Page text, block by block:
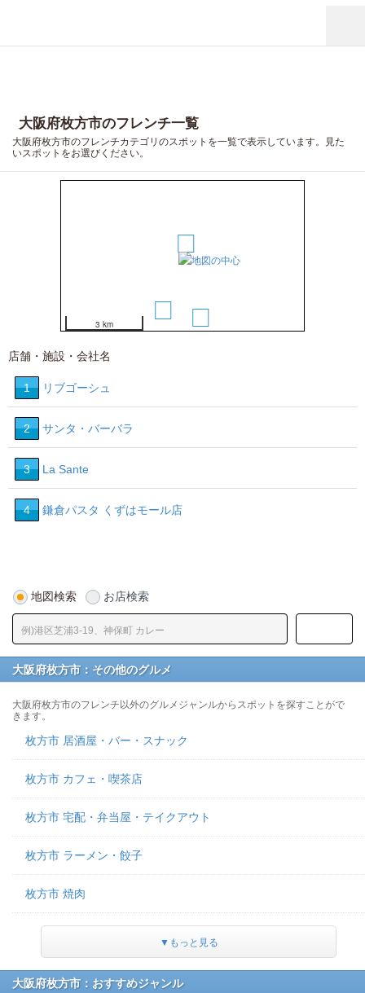
大阪府枚方市のフレンチ一覧
大阪府枚方市のフレンチカテゴリのスポットを一覧で表示しています。見た
いスポットをお選びください。
3 km
店舗・施設・会社名
1 リブゴーシュ
2 サンタ・バーバラ
3 La Sante
4 鎌倉パスタ くずはモール店
地図検索 お店検索
大阪府枚方市：その他のグルメ
大阪府枚方市のフレンチ以外のグルメジャンルからスポットを探すことがで
きます。
枚方市 居酒屋・バー・スナック
枚方市 カフェ・喫茶店
枚方市 宅配・弁当屋・テイクアウト
枚方市 ラーメン・餃子
枚方市 焼肉
▼もっと見る
大阪府枚方市：おすすめジャンル